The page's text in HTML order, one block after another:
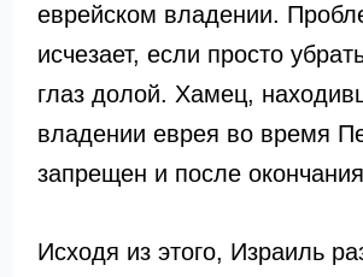
еврейском владении.
исчезает, если просто
глаз долой. Хамец,
владении еврея во время
запрещен и после
Исходя из этого, Израиль